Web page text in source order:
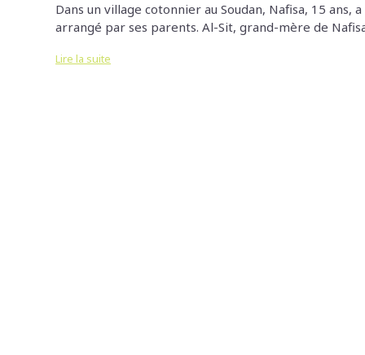
Dans un village cotonnier au Soudan, Nafisa, 15 ans,
arrangé par ses parents. Al-Sit, grand-mère de
Lire la suite